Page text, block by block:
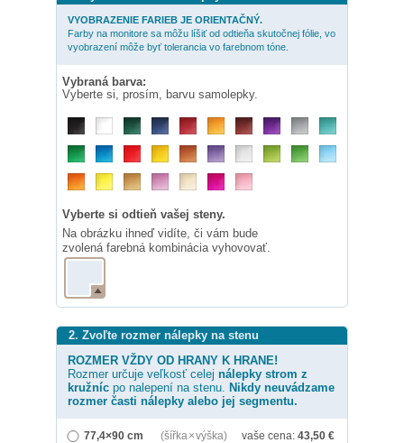
VYOBRAZENIE FARIEB JE ORIENTAČNÝ.
Farby na monitore sa môžu líšiť od odtieňa skutočnej fólie, vo
vyobrazení môže byť tolerancia vo farebnom tóne.
Vybraná barva:
Vyberte si, prosím, barvu samolepky.
Vyberte si odtieň vašej steny.
Na obrázku ihneď vidíte, či vám bude
zvolená farebná kombinácia vyhovovať.
2. Zvoľte rozmer nálepky na stenu
ROZMER VŽDY OD HRANY K HRANE!
Rozmer určuje veľkosť celej nálepky strom z
kružníc po nalepení na stenu. Nikdy neuvádzame
rozmer časti nálepky alebo jej segmentu.
77,4×90 cm (šířka × výška) vaše cena: 43,50 €